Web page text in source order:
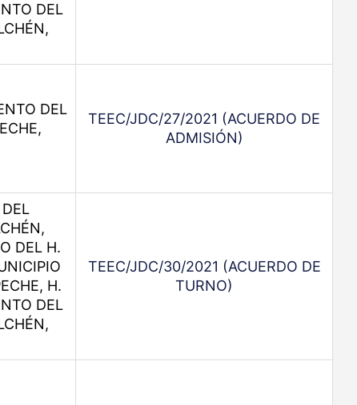
DEL
DEL
TEEC/JDC/27/2021 (ACUERDO DE
ADMISIÓN)
DEL H.
H.
DEL
TEEC/JDC/30/2021 (ACUERDO DE
TURNO)